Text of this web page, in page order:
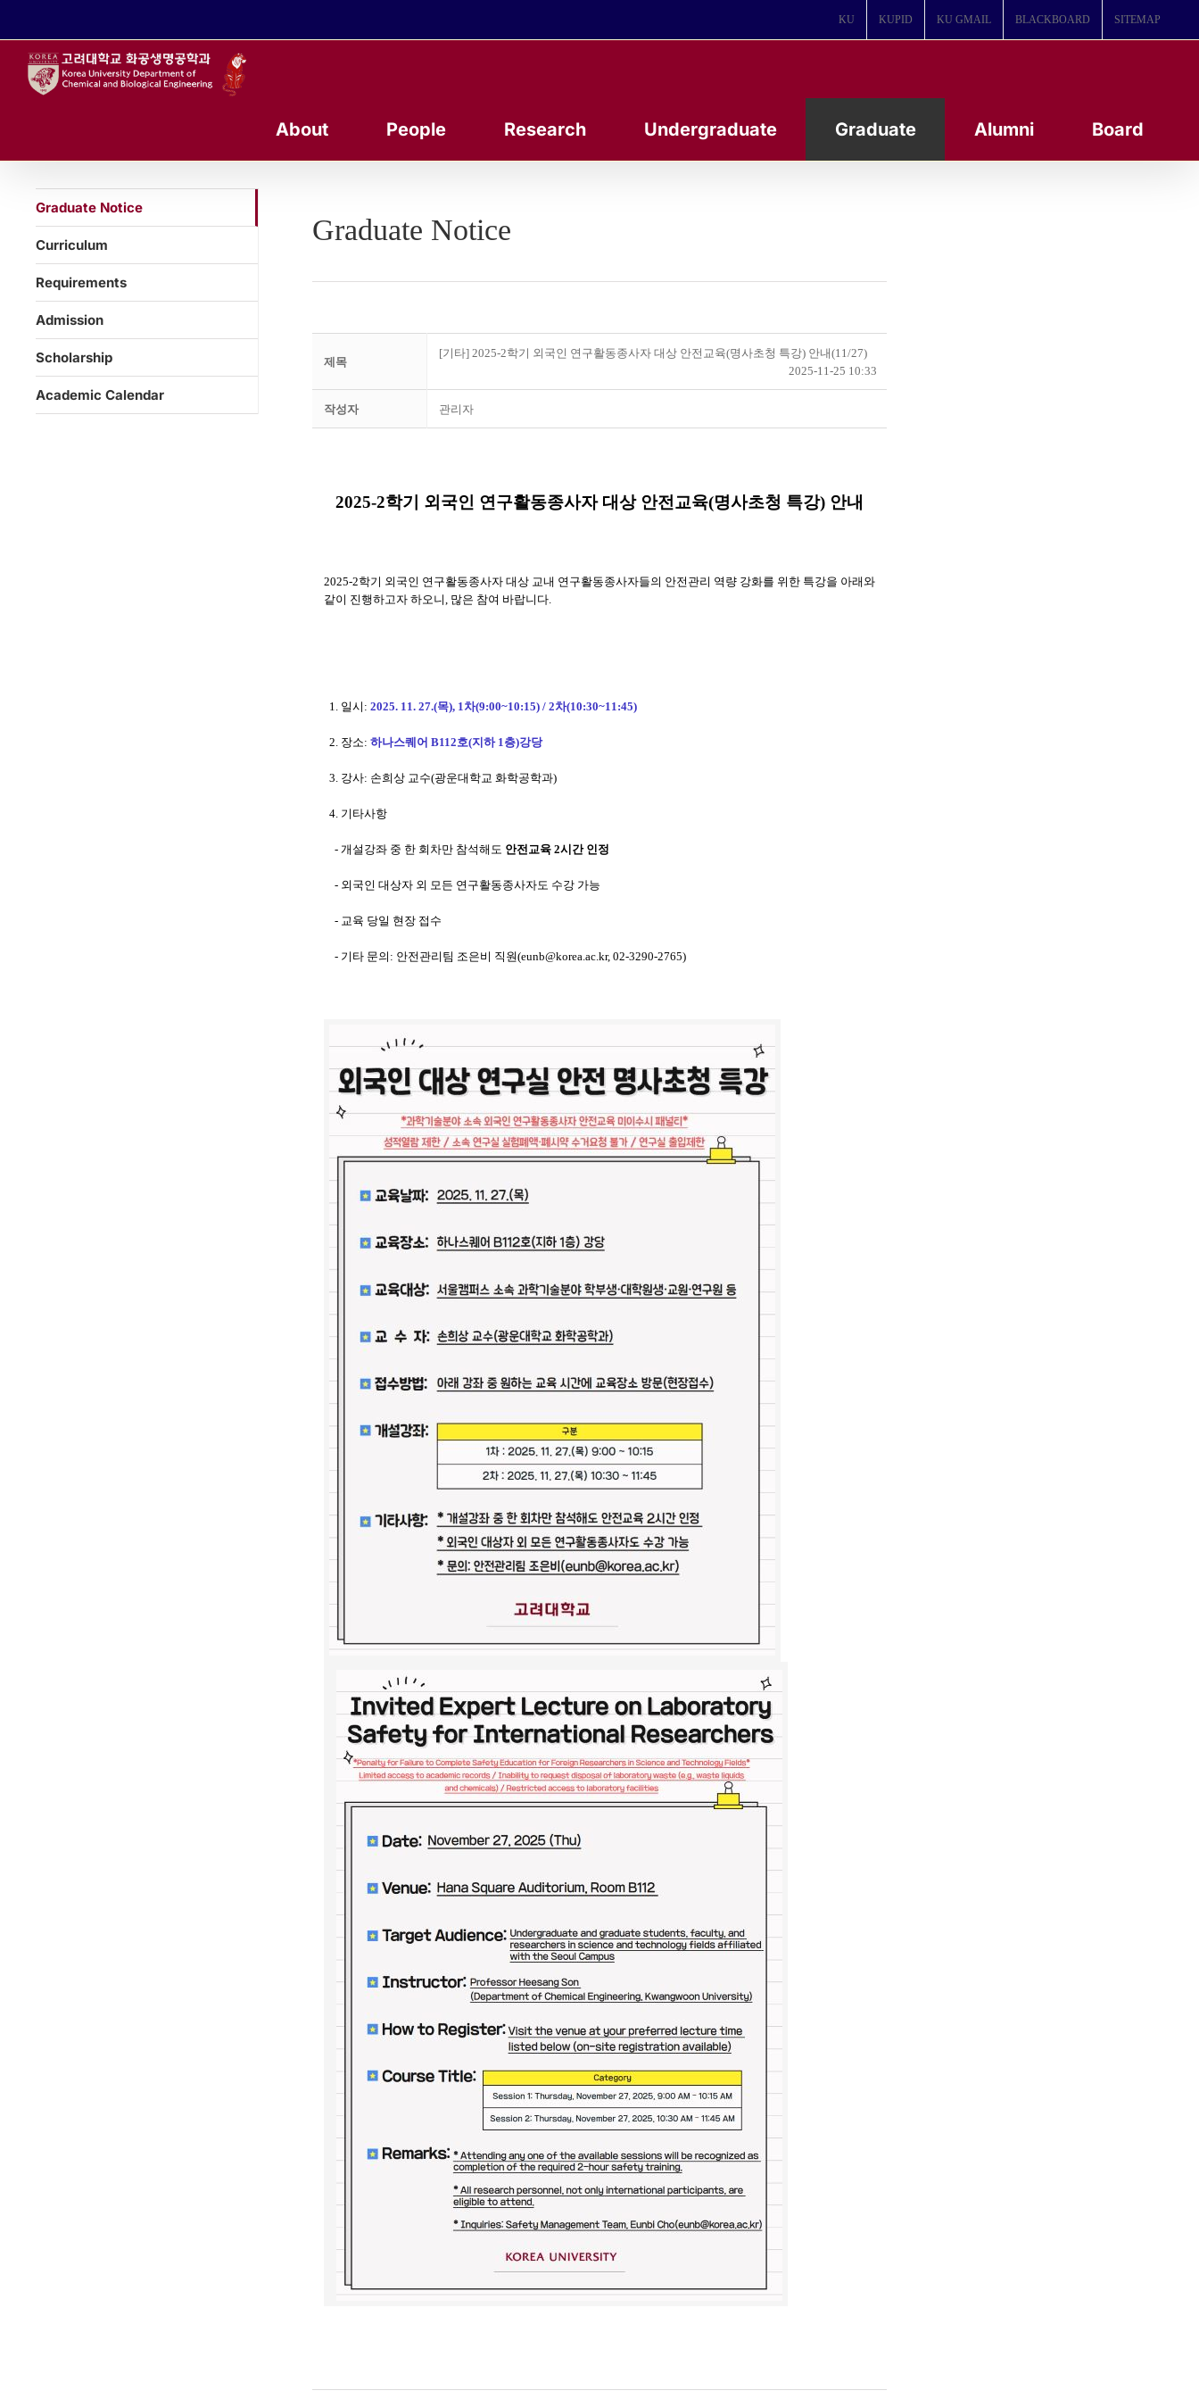
KU KUPID KU GMAIL BLACKBOARD SITEMAP
About People Research Undergraduate Graduate Alumni Board
Graduate Notice
제목
[기타] 2025-2학기 외국인 연구활동종사자 대상 안전교육(명사초청 특강) 안내(11/27)
2025-11-25 10:33
작성자 관리자
2025-2학기 외국인 연구활동종사자 대상 안전교육(명사초청 특강) 안내
2025-2학기 외국인 연구활동종사자 대상 교내 연구활동종사자들의 안전관리 역량 강화를 위한 특강을 아래와
같이 진행하고자 하오니, 많은 참여 바랍니다.
1. 일시: 2025. 11. 27.(목), 1차(9:00~10:15) / 2차(10:30~11:45)
2. 장소: 하나스퀘어 B112호(지하 1층)강당
3. 강사: 손희상 교수(광운대학교 화학공학과)
4. 기타사항
- 개설강좌 중 한 회차만 참석해도 안전교육 2시간 인정
- 외국인 대상자 외 모든 연구활동종사자도 수강 가능
- 교육 당일 현장 접수
- 기타 문의: 안전관리팀 조은비 직원(eunb@korea.ac.kr, 02-3290-2765)
Graduate Notice
Curriculum
Requirements
Admission
Scholarship
Academic Calendar